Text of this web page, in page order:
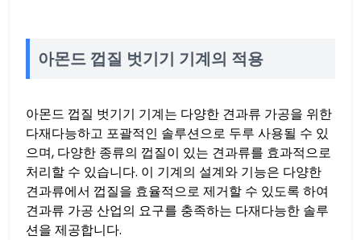
아몬드 껍질 벗기기 기계의 적용
아몬드 껍질 벗기기 기계는 다양한 견과류 가공을 위한
다재다능하고 포괄적인 솔루션으로 두루 사용될 수 있
으며, 다양한 종류의 껍질이 있는 견과류를 효과적으로
처리할 수 있습니다. 이 기계의 설계와 기능은 다양한
견과류에서 껍질을 효율적으로 제거할 수 있도록 하여
견과류 가공 산업의 요구를 충족하는 다재다능한 솔루
션을 제공합니다.